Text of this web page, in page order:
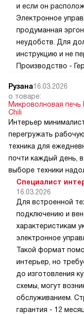
и если он
Электронное
продуманная
неудобств. Для
инструкцию и не
Производство -
Рузана16.03.2026
о товаре:
Микроволновая печь
Chili
Интерьер
перегружать
техника для
почти каждый день,
выборе техники
Специалист
16.03.2026
Для встроенной
подключению и
характеристикам
электронное
Такой формат
интерьер, но
до изготовления
схемы, могут
обслуживанием.
гарантия - 12